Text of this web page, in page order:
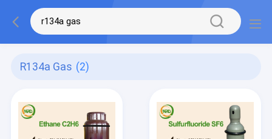
R134a Gas (2)